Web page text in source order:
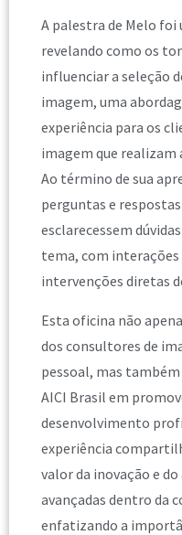
A palestra de Melo foi
revelando como os
influenciar a seleção
imagem, uma
experiência para os
imagem que realizam
Ao término de sua
perguntas e
esclarecessem
tema, com interações
intervenções diretas
Esta oficina não
dos consultores de
pessoal, mas
AICI Brasil em
desenvolvimento
experiência
valor da inovação e
avançadas dentro da
enfatizando a